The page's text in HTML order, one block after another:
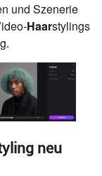
und Szenerie
Haarstylings
neu